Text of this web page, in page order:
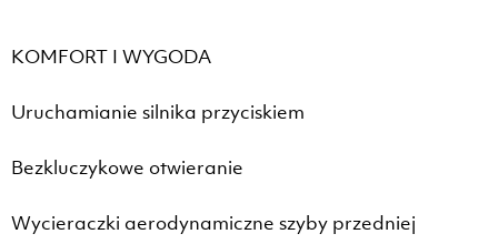
KOMFORT I WYGODA
Uruchamianie silnika przyciskiem
Bezkluczykowe otwieranie
Wycieraczki aerodynamiczne szyby przedniej